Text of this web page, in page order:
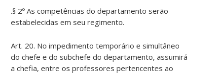
.§ 2º As competências do departamento serão
estabelecidas em seu regimento.
Art. 20. No impedimento temporário e simultâneo
do chefe e do subchefe do departamento, assumirá
a chefia, entre os professores pertencentes ao